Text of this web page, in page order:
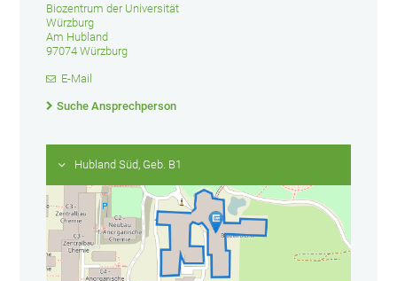
Biozentrum der Universität
Würzburg
Am Hubland
97074 Würzburg
E-Mail
Suche Ansprechperson
Hubland Süd, Geb. B1